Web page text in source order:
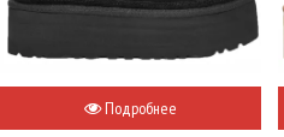
Подробнее